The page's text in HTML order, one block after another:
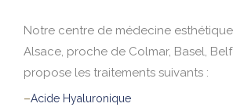
Notre centre de médecine
Alsace, proche de Colmar, Basel,
propose les traitements suivants :
–Acide Hyaluronique